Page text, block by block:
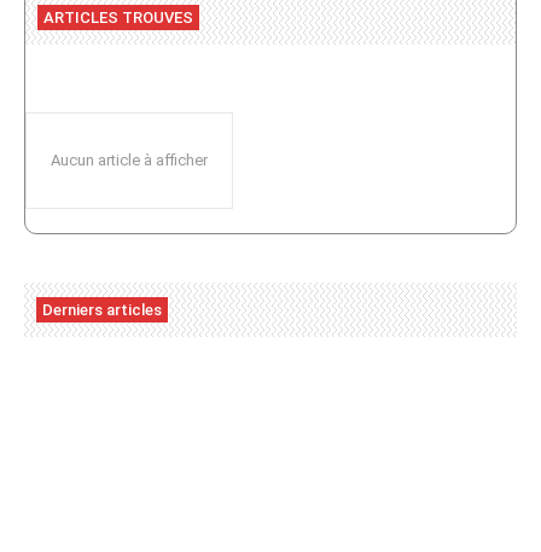
ARTICLES TROUVES
Aucun article à afficher
Derniers articles